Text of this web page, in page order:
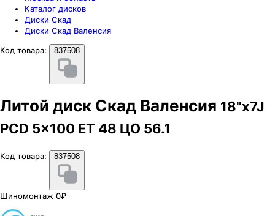
Каталог дисков
Диски Скад
Диски Скад Валенсия
Код товара:
837508
Литой диск Скад Валенсия 18"x7J
PCD 5x100 ЕТ 48 ЦО 56.1
Код товара: 837508
Шиномонтаж 0₽